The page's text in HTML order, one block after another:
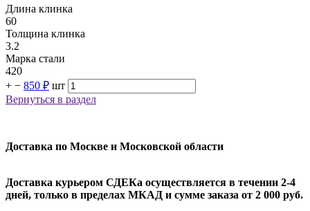
Длина клинка
60
Толщина клинка
3.2
Марка стали
420
+ − 850 ₽ шт
Вернуться в раздел
Доставка по Москве и Московской области
Доставка курьером СДЕКа осуществляется в течении 2-4
дней, только в пределах МКАД и сумме заказа от 2 000 руб.